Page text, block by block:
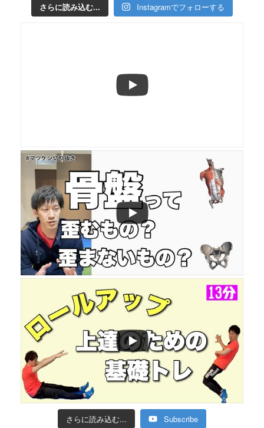
さらに読み込む... Instagramでフォローする
さらに読み込む... Subscribe